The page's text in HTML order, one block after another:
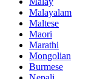
Malayalam
Maltese
Maori
Marathi
Mongolian
Burmese